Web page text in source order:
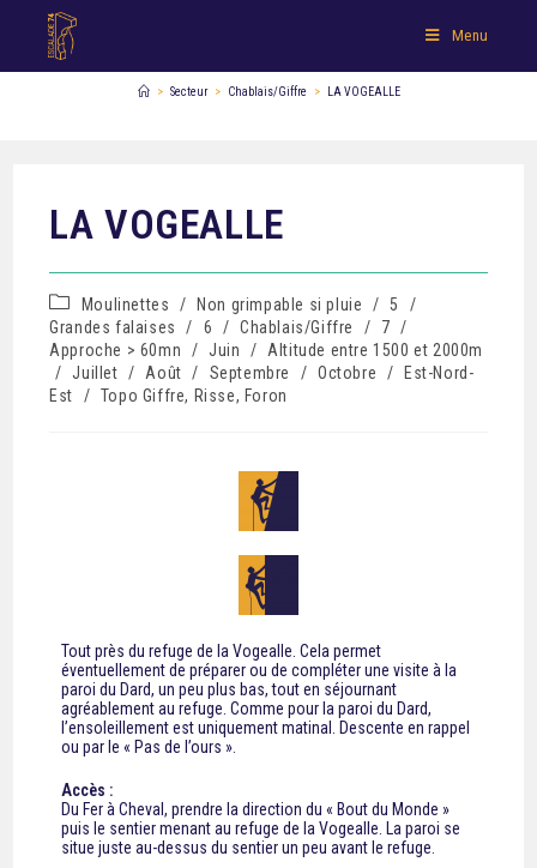
Menu
> Secteur > Chablais/Giffre > LA VOGEALLE
LA VOGEALLE
Moulinettes / Non grimpable si pluie / 5
/
Grandes falaises
/ 6 / Chablais/Giffre / 7 /
Approche > 60mn
/ Juin /
Altitude entre 1500 et 2000m
/ Juillet / Août / Septembre / Octobre /
Est-Nord-
Est
/ Topo Giffre, Risse, Foron
Tout près du refuge de la Vogealle. Cela permet
éventuellement de préparer ou de compléter une visite à la
paroi du Dard, un peu plus bas, tout en séjournant
agréablement au refuge. Comme pour la paroi du Dard,
l’ensoleillement est uniquement matinal. Descente en rappel
ou par le « Pas de l’ours ».
Accès :
Du Fer à Cheval, prendre la direction du « Bout du Monde »
puis le sentier menant au refuge de la Vogealle. La paroi se
situe juste au-dessus du sentier un peu avant le refuge.